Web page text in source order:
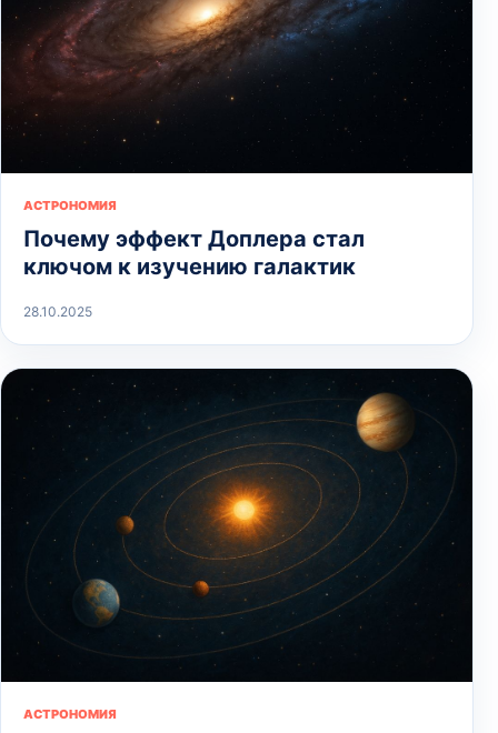
АСТРОНОМИЯ
Почему эффект Доплера стал
ключом к изучению галактик
28.10.2025
АСТРОНОМИЯ